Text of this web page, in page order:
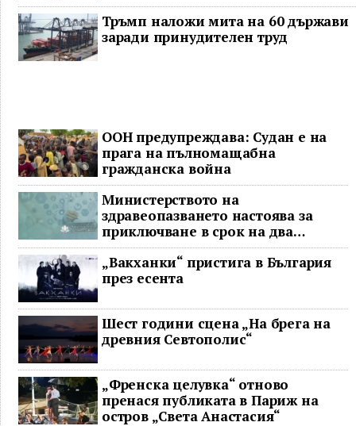
Тръмп наложи мита на 60 държави
заради принудителен труд
ООН предупреждава: Судан е на
прага на пълномащабна
гражданска война
Министерството на
здравеопазването настоява за
приключване в срок на два
ключови строителни проекта
„Вакханки“ пристига в България
през есента
Шест години сцена „На брега на
древния Севтополис“
„Френска целувка“ отново
пренася публиката в Париж на
остров „Света Анастасия“